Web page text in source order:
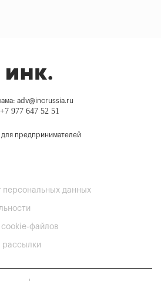
adv@incrussia.ru
+7 977 647 52 51
предпринимателей
персональных данных
cookie-файлов
рассылки